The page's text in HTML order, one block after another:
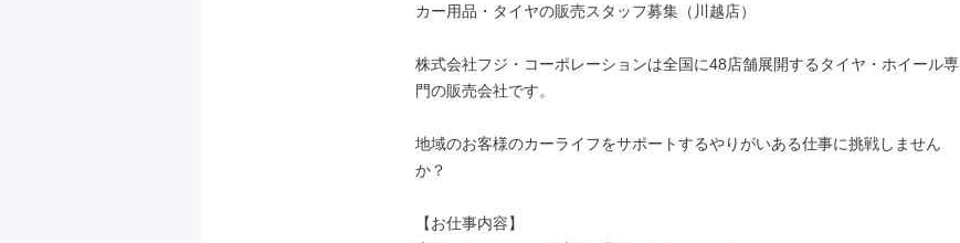
カー用品・タイヤの販売スタッフ募集（川越店）
株式会社フジ・コーポレーションは全国に48店舗展開するタイヤ・ホイール専
門の販売会社です。
地域のお客様のカーライフをサポートするやりがいある仕事に挑戦しません
か？
【お仕事内容】